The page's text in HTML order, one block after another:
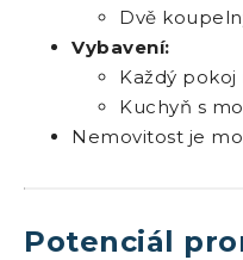
Dvě
Vybavení:
Každý
Kuchyň s
Nemovitost je
Potenciál